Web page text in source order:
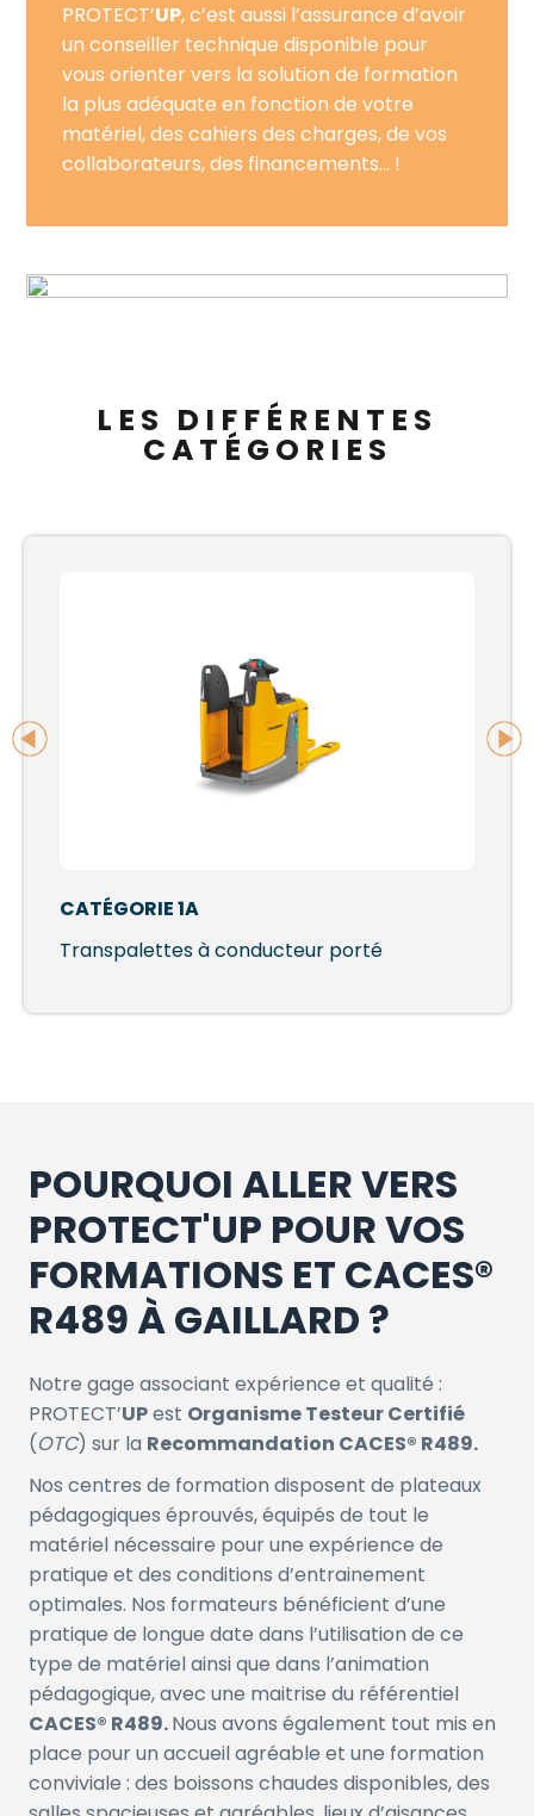
PROTECT’UP, c’est aussi l’assurance d’avoir
un conseiller technique disponible pour
vous orienter vers la solution de formation
la plus adéquate en fonction de votre
matériel, des cahiers des charges, de vos
collaborateurs, des financements… !
LES DIFFÉRENTES
CATÉGORIES
CATÉGORIE 1A
Transpalettes à conducteur porté
POURQUOI ALLER VERS
PROTECT'UP POUR VOS
FORMATIONS ET CACES®
R489 À GAILLARD ?
Notre gage associant expérience et qualité :
PROTECT’UPest Organisme Testeur Certifié
(OTC) sur la Recommandation CACES® R489.
Nos centres de formation disposent de plateaux
pédagogiques éprouvés, équipés de tout le
matériel nécessaire pour une expérience de
pratique et des conditions d’entrainement
optimales. Nos formateurs bénéficient d’une
pratique de longue date dans l’utilisation de ce
type de matériel ainsi que dans l’animation
pédagogique, avec une maitrise du référentiel
CACES® R489.Nous avons également tout mis en
place pour un accueil agréable et une formation
conviviale : des boissons chaudes disponibles, des